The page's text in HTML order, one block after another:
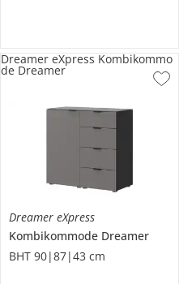
Dreamer eXpress
Kombikommode Dreamer
BHT 90|87|43 cm
Dreamer eXpress Kombikommo
de Dreamer